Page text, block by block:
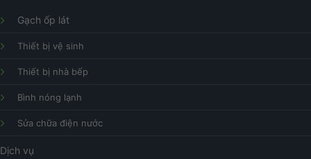
Gạch ốp lát
Thiết bị vệ sinh
Thiết bị nhà bếp
Bình nóng lạnh
Sửa chữa điện nước
Dịch vụ